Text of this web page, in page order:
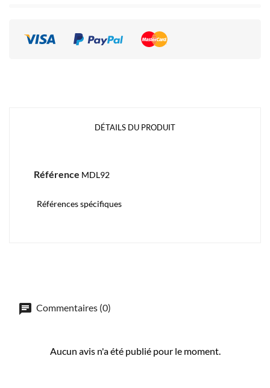
DÉTAILS DU PRODUIT
Référence MDL92
Références spécifiques
Commentaires (0)
Aucun avis n'a été publié pour le moment.